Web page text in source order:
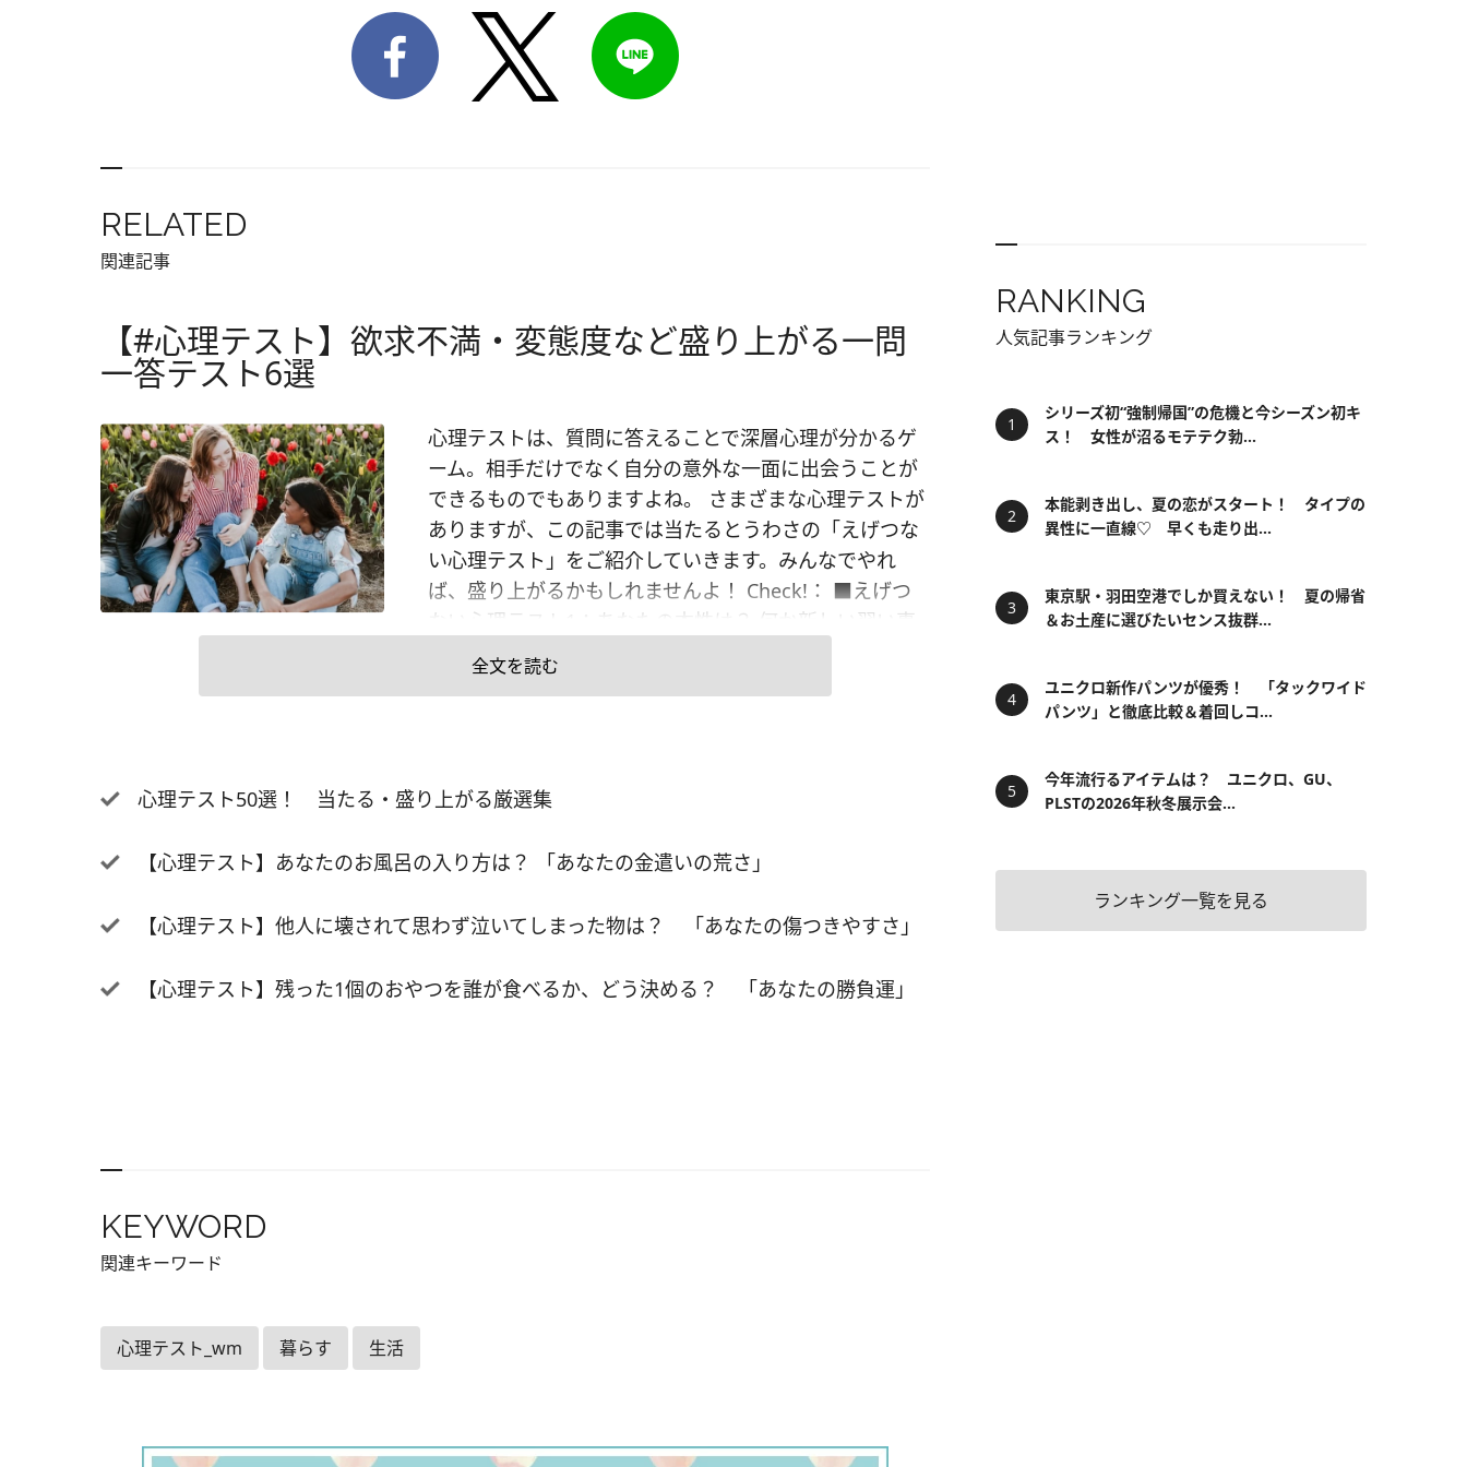
RELATED
関連記事
【#心理テスト】欲求不満・変態度など盛り上がる一問
一答テスト6選
心理テストは、質問に答えることで深層心理が分かるゲ
ーム。相手だけでなく自分の意外な一面に出会うことが
できるものでもありますよね。 さまざまな心理テストが
ありますが、この記事では当たるとうわさの「えげつな
い心理テスト」をご紹介していきます。みんなでやれ
ば、盛り上がるかもしれませんよ！ Check!： ■えげつ
ない心理テスト1：あなたの本性は？ 何か新しい習い事
をするなら、次のうちどれ？ A. ダンス B. 料理 C. ヨガ
D. 陶芸 ▼答えをチェック Aの「ダンス」を選んだ人は、
分の本音を隠しているからかもしれません。 Bの「料
もしてあげたいという思いが働き、自分よりも恋人や友
ぎて「過保護」「干渉しすぎ」と言われてしまうことも
だ人は、何よりも自分の気持ちが大切な人。自分自身と
な思いをさせてしまうこともあるかもしれません。 Bを
全文を読む
心理テスト50選！ 当たる・盛り上がる厳選集
【心理テスト】あなたのお風呂の入り方は？ 「あなたの金遣いの荒さ」
【心理テスト】他人に壊されて思わず泣いてしまった物は？ 「あなたの傷つきやすさ」
【心理テスト】残った1個のおやつを誰が食べるか、どう決める？ 「あなたの勝負運」
KEYWORD
関連キーワード
心理テスト_wm 暮らす 生活
RANKING
人気記事ランキング
シリーズ初“強制帰国”の危機と今シーズン初キ
ス！ 女性が沼るモテテク勃...
本能剥き出し、夏の恋がスタート！ タイプの
異性に一直線♡ 早くも走り出...
東京駅・羽田空港でしか買えない！ 夏の帰省
＆お土産に選びたいセンス抜群...
ユニクロ新作パンツが優秀！ 「タックワイド
パンツ」と徹底比較＆着回しコ...
今年流行るアイテムは？ ユニクロ、GU、
PLSTの2026年秋冬展示会...
ランキング一覧を見る